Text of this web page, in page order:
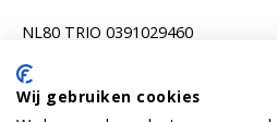
NL80 TRIO 0391029460
Wij gebruiken cookies